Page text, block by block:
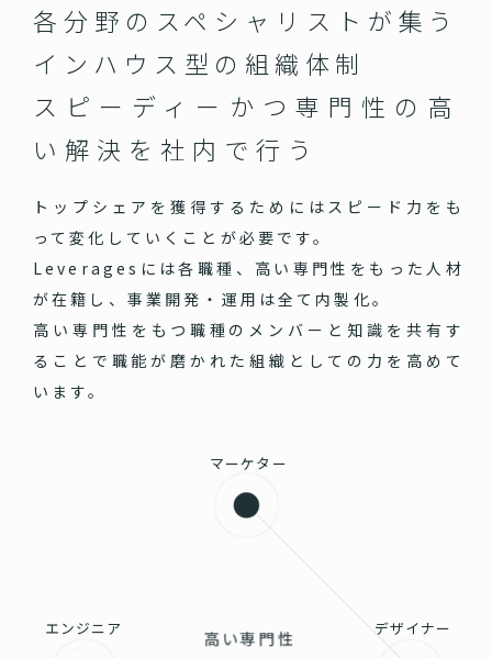
マーケター
デザイナー
エンジニア
高い専門性
各分野のスペシャリストが集う
インハウス型の組織体制
スピーディーかつ専門性の高
い 解決を社内で行う
トップシェアを獲得するためにはスピード力をも
って変化していくことが必要です。
Leveragesには各職種、高い専門性をもった人材
が在籍し、事業開発・運用は全て内製化。
高い専門性をもつ職種のメンバーと知識を共有す
ることで職能が磨かれた組織としての力を高めて
います。